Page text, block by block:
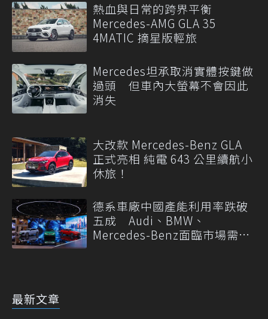
熱血與日常的跨界平衡
Mercedes-AMG GLA 35
4MATIC 摘星版輕旅
Mercedes坦承取消實體按鍵做
過頭 但車內大螢幕不會因此
消失
大改款 Mercedes-Benz GLA
正式亮相 純電 643 公里續航小
休旅！
德系車廠中國產能利用率跌破
五成 Audi、BMW、
Mercedes-Benz面臨市場需求
最新文章